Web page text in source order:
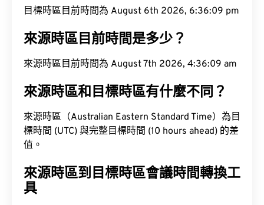
目標時區目前時間為 August 6th 2026, 6:36:10 pm
來源時區目前時間是多少？
來源時區目前時間為 August 7th 2026, 4:36:10 am
來源時區和目標時區有什麼不同？
來源時區（Australian Eastern Standard Time）為目
標時間 (UTC) 與完整目標時間 (10 hours ahead) 的差
值。
來源時區到目標時區會議時間轉換工
具